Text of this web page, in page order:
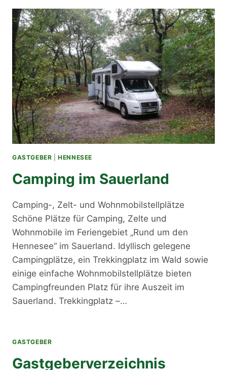
GASTGEBER |HENNESEE
Camping im Sauerland
Camping-, Zelt- und Wohnmobilstellplätze
Schöne Plätze für Camping, Zelte und
Wohnmobile im Feriengebiet „Rund um den
Hennesee“ im Sauerland. Idyllisch gelegene
Campingplätze, ein Trekkingplatz im Wald sowie
einige einfache Wohnmobilstellplätze bieten
Campingfreunden Platz für ihre Auszeit im
Sauerland. Trekkingplatz –…
GASTGEBER
Gastgeberverzeichnis